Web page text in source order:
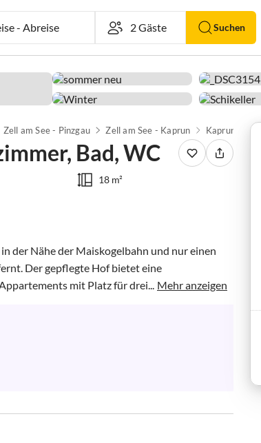
-Abreise Suchen
Zell am See - Pinzgau Zell am See - Kaprun Kaprun
Bad, WC
18 m²
der Nähe der Maiskogelbahn und nur einen
Der gepflegte Hof bietet eine
mit Platz für drei... Mehr anzeigen